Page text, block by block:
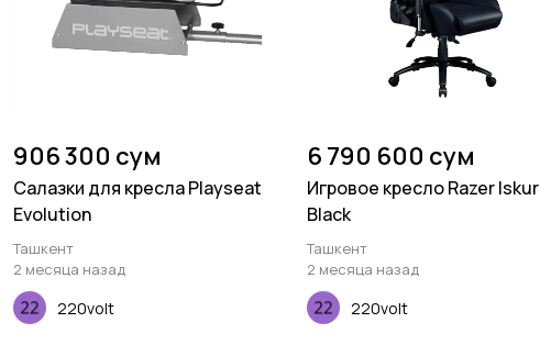
906 300 сум
Салазки для кресла Playseat
Evolution
Ташкент
2 месяца назад
220volt
6 790 600 сум
Игровое кресло Razer Iskur
Black
Ташкент
2 месяца назад
220volt